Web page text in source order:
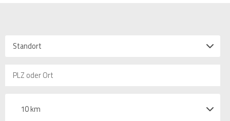
Standort
10 km